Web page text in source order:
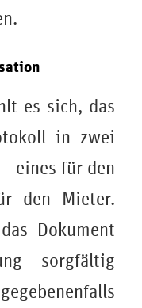
es sich, das
in zwei
eines für den
den Mieter.
Dokument
sorgfältig